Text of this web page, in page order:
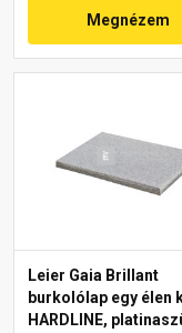
Megnézem
Leier Gaia Brillant
burkolólap egy élen
HARDLINE,